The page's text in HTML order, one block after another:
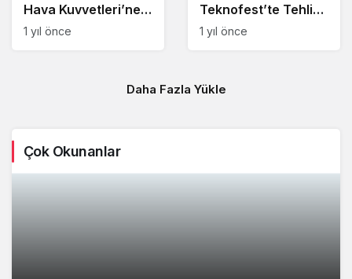
Hava Kuvvetleri’ne
Ait C-130 Hercules
1 yıl önce
Teknofest’te Tehlike
Atlattı
1 yıl önce
Daha Fazla Yükle
Çok Okunanlar